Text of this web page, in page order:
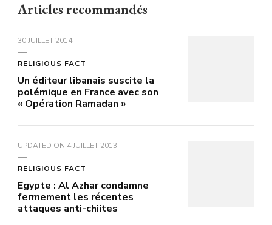
Articles recommandés
30 JUILLET 2014
RELIGIOUS FACT
Un éditeur libanais suscite la
polémique en France avec son
« Opération Ramadan »
UPDATED ON 4 JUILLET 2013
RELIGIOUS FACT
Egypte : Al Azhar condamne
fermement les récentes
attaques anti-chiites